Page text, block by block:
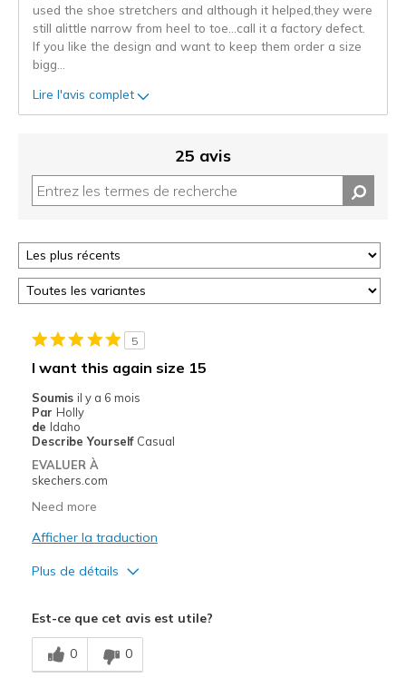
used the shoe stretchers and although it helped,they were
still alittle narrow from heel to toe...call it a factory defect.
If you like the design and want to keep them order a size
bigg
Lire l'avis complet
25 avis
5
I want this again size 15
Soumis il y a 6 mois
Par Holly
de Idaho
Describe Yourself Casual
EVALUER À
skechers.com
Need more
Afficher la traduction
Plus de détails
Attractive Design
Comfortable
Est-ce que cet avis est utile?
0 0